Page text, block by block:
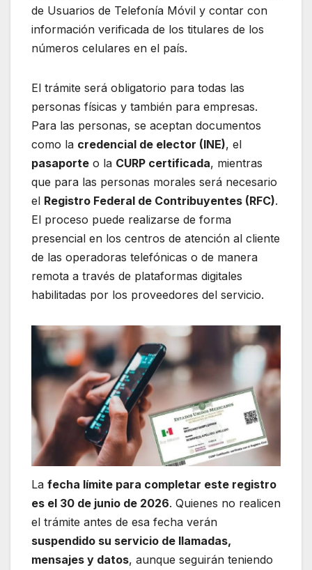
de Usuarios de Telefonía Móvil y contar con
información verificada de los titulares de los
números celulares en el país.
El trámite será obligatorio para todas las
personas físicas y también para empresas.
Para las personas, se aceptan documentos
como la credencial de elector (INE), el
pasaporte o la CURP certificada, mientras
que para las personas morales será necesario
el Registro Federal de Contribuyentes (RFC).
El proceso puede realizarse de forma
presencial en los centros de atención al cliente
de las operadoras telefónicas o de manera
remota a través de plataformas digitales
habilitadas por los proveedores del servicio.
La fecha límite para completar este registro
es el 30 de junio de 2026. Quienes no realicen
el trámite antes de esa fecha verán
suspendido su servicio de llamadas,
mensajes y datos, aunque seguirán teniendo